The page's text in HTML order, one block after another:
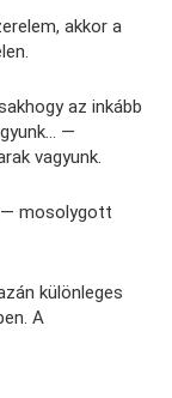
akkor a
az inkább
—
vagyunk.
— mosolygott
különleges
A